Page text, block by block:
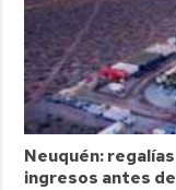
Neuquén:
ingresos antes